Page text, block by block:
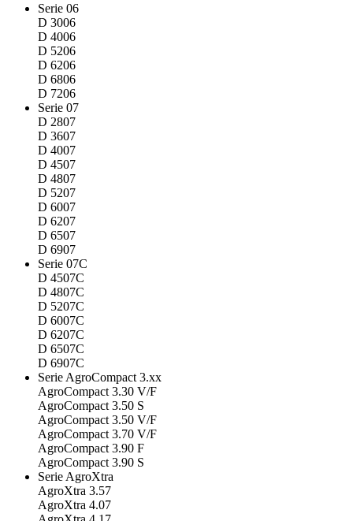
Serie 06
D 3006
D 4006
D 5206
D 6206
D 6806
D 7206
Serie 07
D 2807
D 3607
D 4007
D 4507
D 4807
D 5207
D 6007
D 6207
D 6507
D 6907
Serie 07C
D 4507C
D 4807C
D 5207C
D 6007C
D 6207C
D 6507C
D 6907C
Serie AgroCompact 3.xx
AgroCompact 3.30 V/F
AgroCompact 3.50 S
AgroCompact 3.50 V/F
AgroCompact 3.70 V/F
AgroCompact 3.90 F
AgroCompact 3.90 S
Serie AgroXtra
AgroXtra 3.57
AgroXtra 4.07